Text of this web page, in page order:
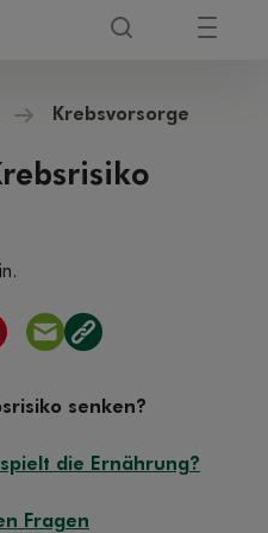
Krebsvorsorge
senken?
die Ernährung?
Fragen